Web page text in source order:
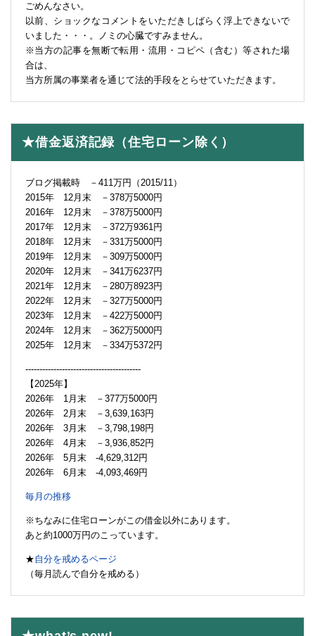
ごめんなさい。
以前、ショックなコメントをいただきしばらく浮上できないで
いました・・・。ノミの心臓ですみません。
※当方の記事を無断で転用・流用・コピペ（含む）等された場
合は、
当方所属の事業者を通じて法的手段をとらせていただきます。
★借金返済記録（住宅ローン除く）
ブログ掲載時 －411万円（2015/11）
2015年 12月末 －378万5000円
2016年 12月末 －378万5000円
2017年 12月末 －372万9361円
2018年 12月末 －331万5000円
2019年 12月末 －309万5000円
2020年 12月末 －341万6237円
2021年 12月末 －280万8923円
2022年 12月末 －327万5000円
2023年 12月末 －422万5000円
2024年 12月末 －362万5000円
2025年 12月末 －334万5372円
-----------------------------------------
【2025年】
2026年 1月末 －377万5000円
2026年 2月末 －3,639,163円
2026年 3月末 －3,798,198円
2026年 4月末 －3,936,852円
2026年 5月末 -4,629,312円
2026年 6月末 -4,093,469円
毎月の推移
※ちなみに住宅ローンがこの借金以外にあります。
あと約1000万円のこっています。
★自分を戒めるページ
（毎月読んで自分を戒める）